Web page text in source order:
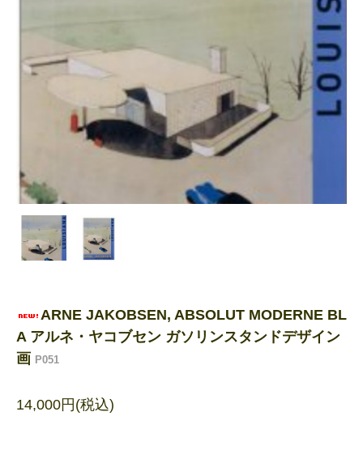
ARNE JAKOBSEN, ABSOLUT MODERNE BL
A アルネ・ヤコブセン ガソリンスタンドデザイン
画 P051
14,000円(税込)